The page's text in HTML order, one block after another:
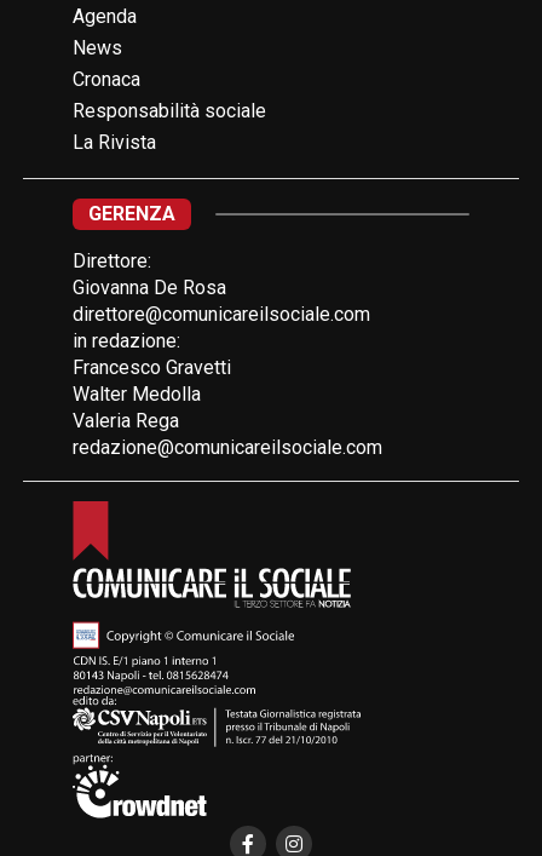
Agenda
News
Cronaca
Responsabilità sociale
La Rivista
GERENZA
Direttore:
Giovanna De Rosa
direttore@comunicareilsociale.com
in redazione:
Francesco Gravetti
Walter Medolla
Valeria Rega
redazione@comunicareilsociale.com